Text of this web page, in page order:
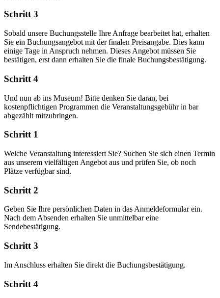
Schritt 3
Sobald unsere Buchungsstelle Ihre Anfrage bearbeitet hat, erhalten
Sie ein Buchungsangebot mit der finalen Preisangabe. Dies kann
einige Tage in Anspruch nehmen. Dieses Angebot müssen Sie
bestätigen, erst dann erhalten Sie die finale Buchungsbestätigung.
Schritt 4
Und nun ab ins Museum! Bitte denken Sie daran, bei
kostenpflichtigen Programmen die Veranstaltungsgebühr in bar
abgezählt mitzubringen.
Schritt 1
Welche Veranstaltung interessiert Sie? Suchen Sie sich einen Termin
aus unserem vielfältigen Angebot aus und prüfen Sie, ob noch
Plätze verfügbar sind.
Schritt 2
Geben Sie Ihre persönlichen Daten in das Anmeldeformular ein.
Nach dem Absenden erhalten Sie unmittelbar eine
Sendebestätigung.
Schritt 3
Im Anschluss erhalten Sie direkt die Buchungsbestätigung.
Schritt 4